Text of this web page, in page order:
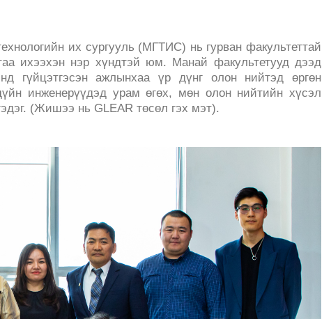
их сургууль (МГТИС) нь гурван факультеттай
ихээхэн нэр хүндтэй юм. Манай факультетууд дээд
гүйцэтгэсэн ажлынхаа үр дүнг олон нийтэд өргөн
инженерүүдэд урам өгөх, мөн олон нийтийн хүсэл
(Жишээ нь GLEAR төсөл гэх мэт).